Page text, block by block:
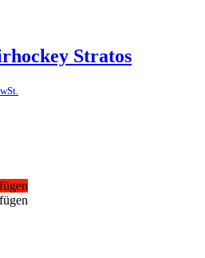
Stratos